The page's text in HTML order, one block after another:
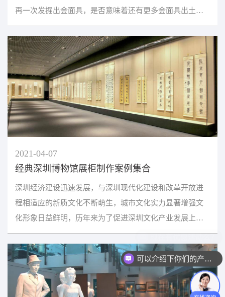
再一次发掘出金面具，是否意味着还有更多金面具出土；
八号坑发现的铜铃和石磬，再一次刷新人们的视野。随着...
2021-04-07
经典深圳博物馆展柜制作案例集合
深圳经济建设迅速发展，与深圳现代化建设和改革开放进
程相适应的新质文化不断萌生，城市文化实力显著增强文
化形象日益鲜明，历年来为了促进深圳文化产业发展上一
个新台阶，深圳博物馆展览展陈扩建和改造工程越来越多...
可以介绍下你们的产品么？